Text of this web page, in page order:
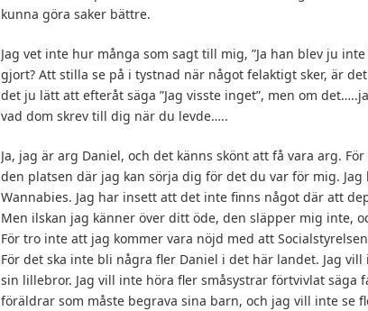
kunna göra saker bättre.
Jag vet inte hur många som sagt till mig, ”Ja han blev ju
gjort? Att stilla se på i tystnad när något felaktigt sker, är
det ju lätt att efteråt säga ”Jag visste inget”, men om
vad dom skrev till dig när du levde…..
Ja, jag är arg Daniel, och det känns skönt att få vara arg.
den platsen där jag kan sörja dig för det du var för mig.
Wannabies. Jag har insett att det inte finns något där att
Men ilskan jag känner över ditt öde, den släpper mig inte,
För tro inte att jag kommer vara nöjd med att
För det ska inte bli några fler Daniel i det här landet. Jag
sin lillebror. Jag vill inte höra fler småsystrar förtvivlat säga
föräldrar som måste begrava sina barn, och jag vill inte se